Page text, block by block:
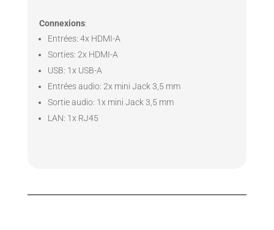
Connexions:
Entrées: 4x HDMI-A
Sorties: 2x HDMI-A
USB: 1x USB-A
Entrées audio: 2x mini Jack 3,5 mm
Sortie audio: 1x mini Jack 3,5 mm
LAN: 1x RJ45